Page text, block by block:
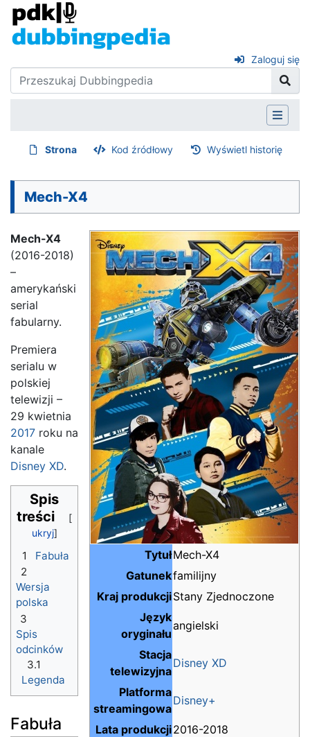
Zaloguj się
Strona Kod źródłowy Wyświetl historię
Mech-X4
TytułMech-X4
Gatunekfamilijny
Kraj produkcjiStany Zjednoczone
Język
oryginału
angielski
Stacja
telewizyjna
Disney XD
Platforma
streamingowa
Disney+
Lata produkcji2016-2018
Mech-X4
(2016-2018)
–
amerykański
serial
fabularny.
Premiera
serialu w
polskiej
telewizji –
29 kwietnia
2017 roku na
kanale
Disney XD.
Spis
treści
1
Fabuła
2
Wersja
polska
3
Spis
odcinków
3.1
Legenda
Fabuła